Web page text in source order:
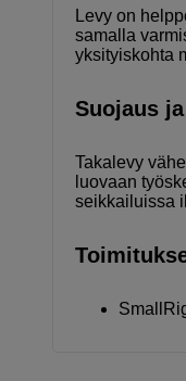
Levy on
samalla
yksityiskohta
Suojaus
Takalevy
luovaan
seikkailuissa